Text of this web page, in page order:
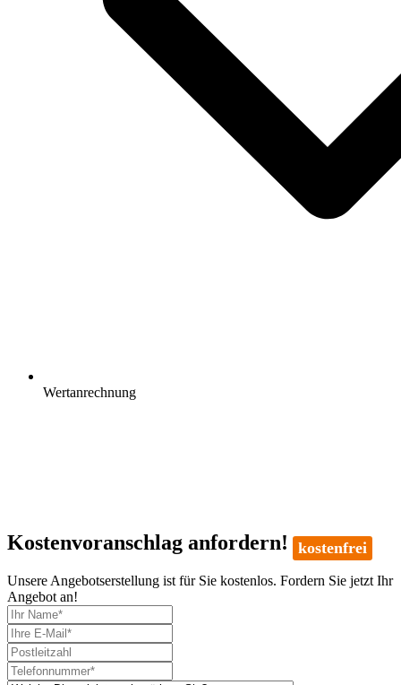
Wertanrechnung
Kostenvoranschlag anfordern! kostenfrei
Unsere Angebotserstellung ist für Sie kostenlos. Fordern Sie jetzt Ihr
Angebot an!